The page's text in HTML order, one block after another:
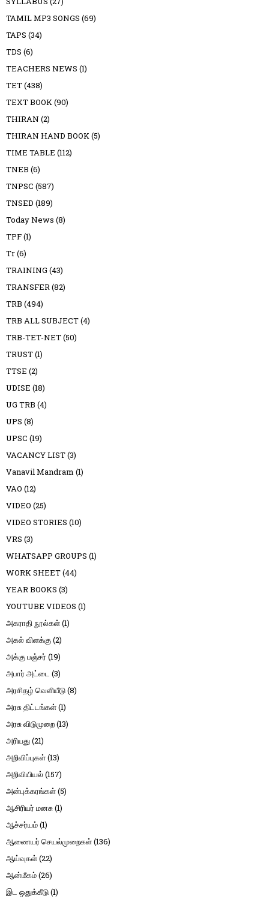
TAMIL MP3 SONGS (69)
TAPS (34)
TDS (6)
TEACHERS NEWS (1)
TET(438)
TEXT BOOK(90)
THIRAN (2)
THIRAN HAND BOOK(5)
TIME TABLE (112)
TNEB (6)
TNPSC (587)
TNSED (189)
Today News (8)
TPF(1)
Tr(6)
TRAINING (43)
TRANSFER(82)
TRB (494)
TRB ALL SUBJECT(4)
TRB-TET-NET(50)
TRUST(1)
TTSE (2)
UDISE (18)
UG TRB (4)
UPS (8)
UPSC (19)
VACANCY LIST(3)
Vanavil Mandram (1)
VAO (12)
VIDEO (25)
VIDEO STORIES (10)
VRS (3)
WHATSAPP GROUPS (1)
WORK SHEET(44)
YEAR BOOKS (3)
YOUTUBE VIDEOS (1)
அகராதி நூல்கள்(1)
அகல் விளக்கு(2)
அக்கு பஞ்சர் (19)
அபார் அட்டை (3)
அரசிதழ் வெளியீடு(8)
அரசு திட்டங்கள்(1)
அரசு விடுமுறை(13)
அரியது(21)
அறிவிப்புகள்(13)
அறிவியியல் (157)
அன்புக்கரங்கள்(5)
ஆசிரியர் மனசு(1)
ஆச்சர்யம்(1)
ஆணையர் செயல்முறைகள்(136)
ஆய்வுகள்(22)
ஆன்மீகம்(26)
இட ஒதுக்கீடு(1)